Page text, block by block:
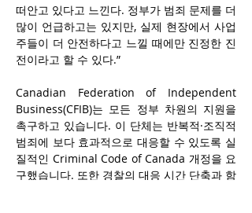
떠안고 있다고 느낀다. 정부가 범죄 문제를 더
많이 언급하고는 있지만, 실제 현장에서 사업
주들이 더 안전하다고 느낄 때에만 진정한 진
전이라고 할 수 있다.”
Canadian Federation of Independent
Business(CFIB)는 모든 정부 차원의 지원을
촉구하고 있습니다. 이 단체는 반복적·조직적
범죄에 보다 효과적으로 대응할 수 있도록 실
질적인 Criminal Code of Canada 개정을 요
구했습니다. 또한 경찰의 대응 시간 단축과 함